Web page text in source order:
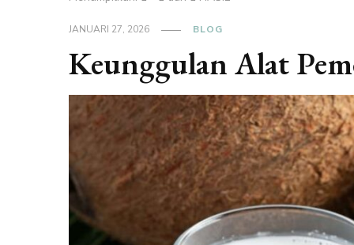
JANUARI 27, 2026 BLOG
Keunggulan Alat